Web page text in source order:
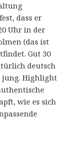
dass er
Uhr in der
(das ist
Gut 30
deutsch
jung. Highlight
wie es sich